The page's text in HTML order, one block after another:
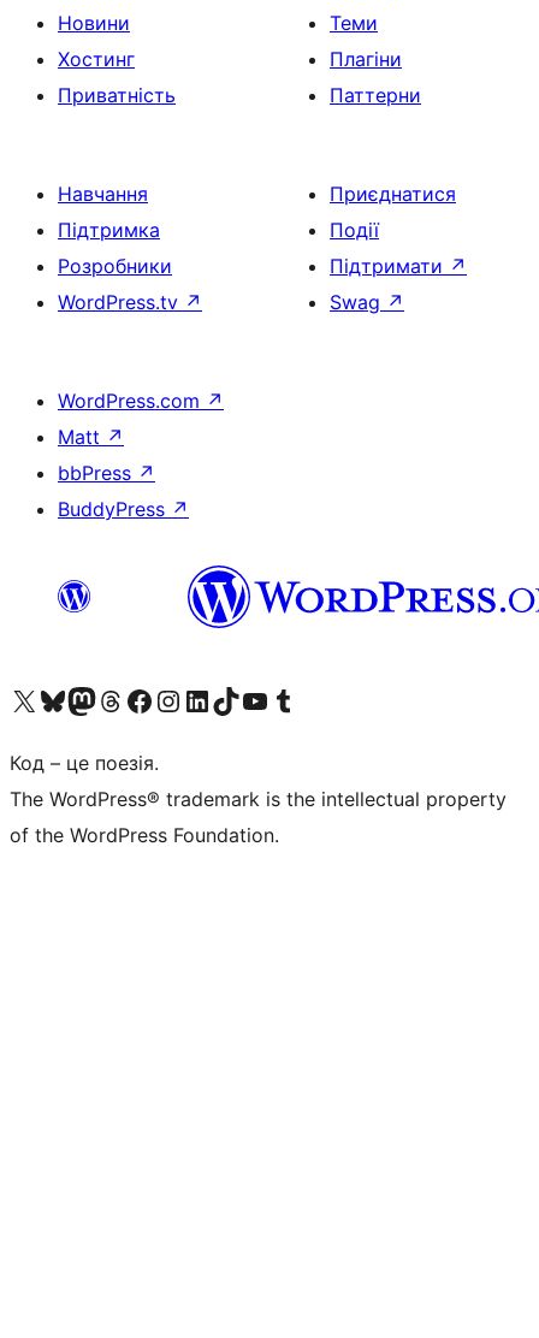
Новини
Хостинг
Приватність
Теми
Плагіни
Паттерни
Навчання
Підтримка
Розробники
WordPress.tv ↗
Приєднатися
Події
Підтримати ↗
Swag ↗
WordPress.com ↗
Matt ↗
bbPress ↗
BuddyPress ↗
Visit our X (formerly Twitter) account
Visit our Bluesky account
Завітайте до нашої стрічки в Mastodon
Visit our Threads account
Завітайте на нашу сторінку в Facebook
Visit our Instagram account
Visit our LinkedIn account
Visit our TikTok account
Visit our YouTube channel
Visit our Tumblr account
Код – це поезія.
The WordPress® trademark is the intellectual property
of the WordPress Foundation.